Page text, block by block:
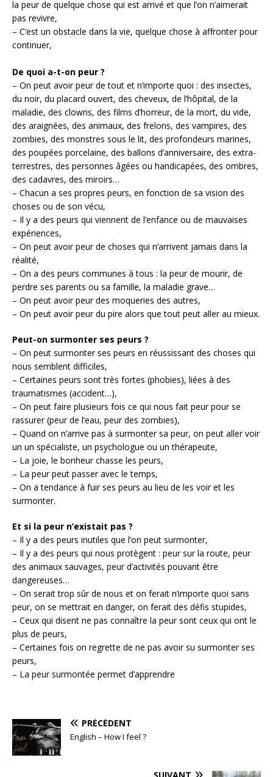
la peur de quelque chose qui est arrivé et que l’on n’aimerait
pas revivre,
– C’est un obstacle dans la vie, quelque chose à affronter pour
continuer,
De quoi a-t-on peur ?
– On peut avoir peur de tout et n’importe quoi : des insectes,
du noir, du placard ouvert, des cheveux, de l’hôpital, de la
maladie, des clowns, des films d’horreur, de la mort, du vide,
des araignées, des animaux, des frelons, des vampires, des
zombies, des monstres sous le lit, des profondeurs marines,
des poupées porcelaine, des ballons d’anniversaire, des extra-
terrestres, des personnes âgées ou handicapées, des ombres,
des cadavres, des miroirs…
– Chacun a ses propres peurs, en fonction de sa vision des
choses ou de son vécu,
– Il y a des peurs qui viennent de l’enfance ou de mauvaises
expériences,
– On peut avoir peur de choses qui n’arrivent jamais dans la
réalité,
– On a des peurs communes à tous : la peur de mourir, de
perdre ses parents ou sa famille, la maladie grave…
– On peut avoir peur des moqueries des autres,
– On peut avoir peur du pire alors que tout peut aller au mieux.
Peut-on surmonter ses peurs ?
– On peut surmonter ses peurs en réussissant des choses qui
nous semblent difficiles,
– Certaines peurs sont très fortes (phobies), liées à des
traumatismes (accident…),
– On peut faire plusieurs fois ce qui nous fait peur pour se
rassurer (peur de l’eau, peur des zombies),
– Quand on n’arrive pas à surmonter sa peur, on peut aller voir
un un spécialiste, un psychologue ou un thérapeute,
– La joie, le bonheur chasse les peurs,
– La peur peut passer avec le temps,
– On a tendance à fuir ses peurs au lieu de les voir et les
surmonter.
Et si la peur n’existait pas ?
– Il y a des peurs inutiles que l’on peut surmonter,
– Il y a des peurs qui nous protègent : peur sur la route, peur
des animaux sauvages, peur d’activités pouvant être
dangereuses…
– On serait trop sûr de nous et on ferait n’importe quoi sans
peur, on se mettrait en danger, on ferait des défis stupides,
– Ceux qui disent ne pas connaître la peur sont ceux qui ont le
plus de peurs,
– Certaines fois on regrette de ne pas avoir su surmonter ses
peurs,
– La peur surmontée permet d’apprendre
PRÉCÉDENT
English – How I feel ?